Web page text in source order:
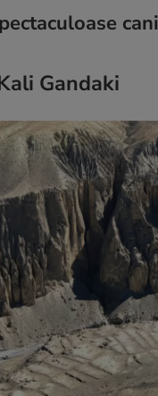
Gandaki